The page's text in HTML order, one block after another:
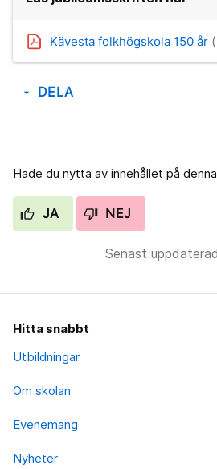
Kävesta folkhögskola 150 år
arrow_drop_down DELA
Hade du nytta av innehållet på
JA NEJ
Senast
Hitta snabbt
Utbildningar
Om skolan
Evenemang
Nyheter